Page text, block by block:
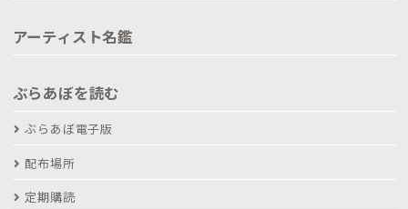
アーティスト名鑑
ぶらあぼを読む
ぶらあぼ電子版
配布場所
定期購読